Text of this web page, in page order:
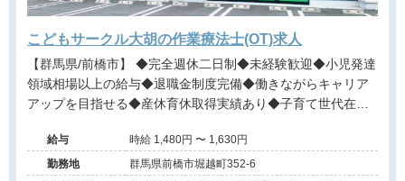
こどもサークル大胡の作業療法士(OT)求人
【群馬県/前橋市】 ◆完全週休二日制◆未経験歓迎◆小児発達
領域相場以上の給与◆退職金制度完備◆働きながらキャリア
アップを目指せる◆産休育休取得実績あり◆子育て世代在籍
給与
時給 1,480円 〜 1,630円
勤務地
群馬県前橋市堀越町352-6